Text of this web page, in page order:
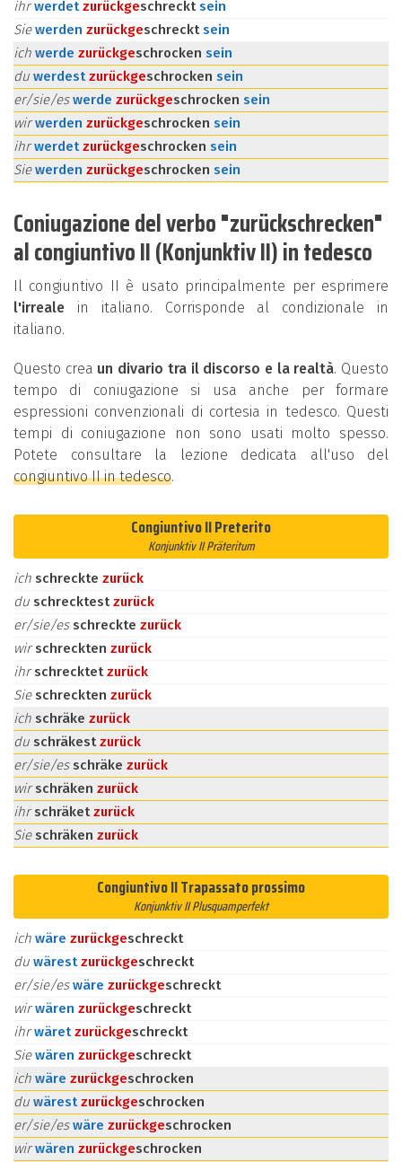
ihrwerdetzurückgeschrecktsein
Siewerden zurückgeschrecktsein
ich werde zurückgeschrocken sein
du werdestzurückgeschrocken sein
er/sie/eswerde zurückgeschrocken sein
wirwerden zurückgeschrocken sein
ihrwerdetzurückgeschrocken sein
Siewerden zurückgeschrocken sein
Coniugazione del verbo "zurückschrecken"
al congiuntivo II (Konjunktiv II) in tedesco
Il congiuntivo II è usato principalmente per esprimere
l'irreale in italiano. Corrisponde al condizionale in
italiano.
Questo crea un divario tra il discorso e la realtà. Questo
tempo di coniugazione si usa anche per formare
espressioni convenzionali di cortesia in tedesco. Questi
tempi di coniugazione non sono usati molto spesso.
Potete consultare la lezione dedicata all'uso del
congiuntivo II in tedesco.
Congiuntivo II Preterito
Konjunktiv II Präteritum
ich schreckte zurück
du schrecktestzurück
er/sie/es schreckte zurück
wirschreckten zurück
ihrschrecktetzurück
Sie schreckten zurück
ich schräke zurück
du schräkestzurück
er/sie/es schräke zurück
wirschräken zurück
ihrschräketzurück
Sie schräken zurück
Congiuntivo II Trapassato prossimo
Konjunktiv II Plusquamperfekt
ich wäre zurückgeschreckt
du wärestzurückgeschreckt
er/sie/eswäre zurückgeschreckt
wirwären zurückgeschreckt
ihrwäretzurückgeschreckt
Siewären zurückgeschreckt
ich wäre zurückgeschrocken
du wärestzurückgeschrocken
er/sie/eswäre zurückgeschrocken
wirwären zurückgeschrocken